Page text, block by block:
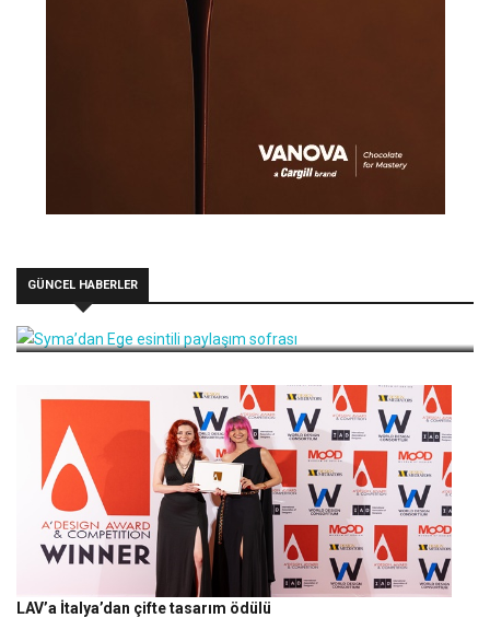
GÜNCEL HABERLER
Syma’dan Ege esintili paylaşım sofrası
LAV’a İtalya’dan çifte tasarım ödülü